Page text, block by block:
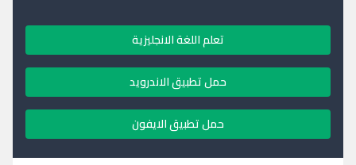
تعلم اللغة الانجليزية
حمل تطبيق الاندرويد
حمل تطبيق الايفون